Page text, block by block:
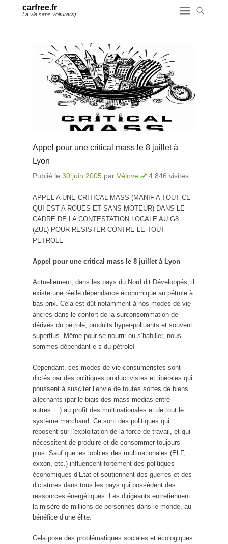
carfree.fr
La vie sans voiture(s)
Appel pour une critical mass le 8 juillet à
Lyon
Publié le 30 juin 2005 par Vélove 4 846 visites
APPEL A UNE CRITICAL MASS (MANIF A TOUT CE
QUI EST A ROUES ET SANS MOTEUR) DANS LE
CADRE DE LA CONTESTATION LOCALE AU G8
(ZUL) POUR RESISTER CONTRE LE TOUT
PETROLE
Appel pour une critical mass le 8 juillet à Lyon
Actuellement, dans les pays du Nord dit Développés, il
existe une réelle dépendance économique au pétrole à
bas prix. Cela est dût notamment à nos modes de vie
ancrés dans le confort de la surconsommation de
dérivés du pétrole, produits hyper-polluants et souvent
superflus. Même pour se nourrir ou s’habiller, nous
sommes dépendant-e-s du pétrole!
Cependant, ces modes de vie consuméristes sont
dictés par des politiques productivistes et libérales qui
poussent à susciter l’envie de toutes sortes de biens
alléchants (par le biais des mass médias entre
autres… ) au profit des multinationales et de tout le
système marchand. Ce sont des politiques qui
reposent sur l’exploitation de la force de travail, et qui
nécessitent de produire et de consommer toujours
plus. Sauf que les lobbies des multinationales (ELF,
exxon, etc.) influencent fortement des politiques
économiques d’Etat et soutiennent des guerres et des
dictatures dans tous les pays qui possèdent des
ressources énergétiques. Les dirigeants entretiennent
la misère de millions de personnes dans le monde, au
bénéfice d’une élite.
Cela pose des problématiques sociales et écologiques